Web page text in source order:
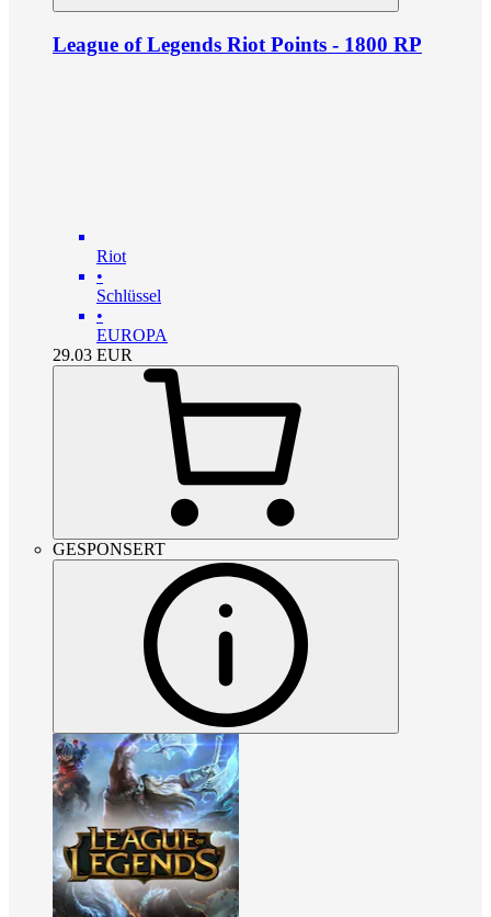
League of Legends Riot Points - 1800 RP
Riot
•
Schlüssel
•
EUROPA
29.03 EUR
GESPONSERT